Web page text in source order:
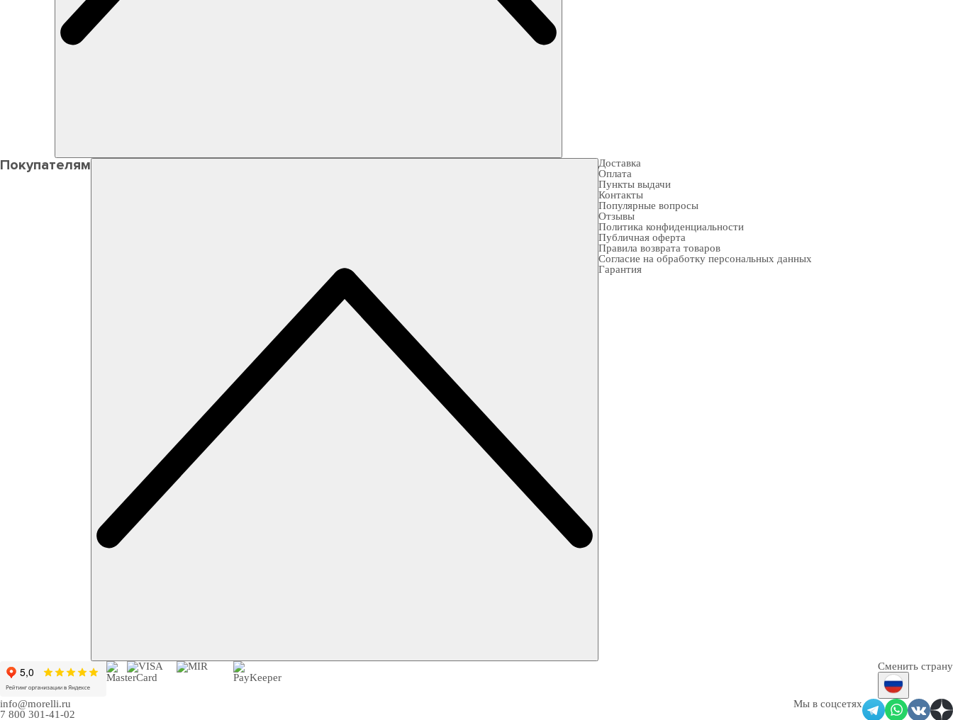
Покупателям
Доставка
Оплата
Пункты выдачи
Контакты
Популярные вопросы
Отзывы
Политика конфиденциальности
Публичная оферта
Правила возврата товаров
Согласие на обработку персональных данных
Гарантия
Сменить страну
info@morelli.ru
7 800 301-41-02
Мы в соцсетях